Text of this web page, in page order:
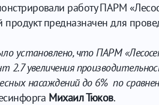
работу ПАРМ
предназначен для
установлено, что ПАРМ
2.7 увеличения
насаждений до 6% по
Михаил Тюков.